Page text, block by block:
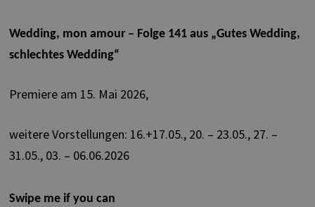
Wedding, mon amour – Folge 141 aus „Gutes Wedding,
schlechtes Wedding“
Premiere am 15. Mai 2026,
weitere Vorstellungen: 16.+17.05., 20. – 23.05., 27. –
31.05., 03. – 06.06.2026
Swipe me if you can